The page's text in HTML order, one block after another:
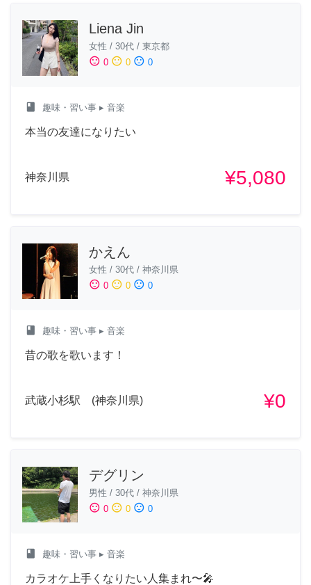
Liena Jin
女性 / 30代 / 東京都
sentiment_satisfied 0 sentiment_neutral 0 sentiment_dissatisfied 0
class 趣味・習い事 ▸ 音楽
本当の友達になりたい
神奈川県 ¥5,080
かえん
女性 / 30代 / 神奈川県
sentiment_satisfied 0 sentiment_neutral 0 sentiment_dissatisfied 0
class 趣味・習い事 ▸ 音楽
昔の歌を歌います！
武蔵小杉駅 (神奈川県) ¥0
デグリン
男性 / 30代 / 神奈川県
sentiment_satisfied 0 sentiment_neutral 0 sentiment_dissatisfied 0
class 趣味・習い事 ▸ 音楽
カラオケ上手くなりたい人集まれ〜🎤